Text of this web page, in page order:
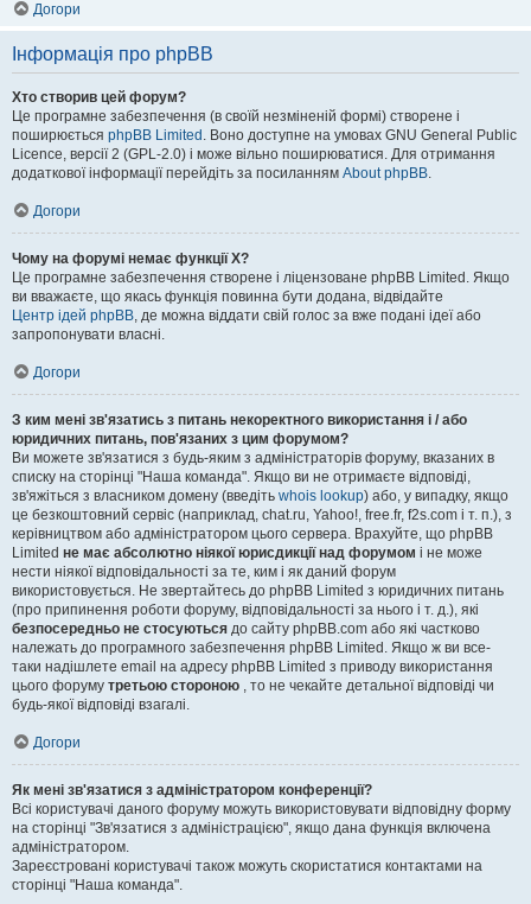
Догори
Інформація про phpBB
Хто створив цей форум?
Це програмне забезпечення (в своїй незміненій формі) створене і
поширюється phpBB Limited . Воно доступне на умовах GNU General Public
Licence, версії 2 (GPL-2.0) і може вільно поширюватися. Для отримання
додаткової інформації перейдіть за посиланням About phpBB.
Догори
Чому на форумі немає функції X?
Це програмне забезпечення створене і ліцензоване phpBB Limited. Якщо
ви вважаєте, що якась функція повинна бути додана, відвідайте
Центр ідей phpBB, де можна віддати свій голос за вже подані ідеї або
запропонувати власні.
Догори
З ким мені зв'язатись з питань некоректного використання і / або
юридичних питань, пов'язаних з цим форумом?
Ви можете зв'язатися з будь-яким з адміністраторів форуму, вказаних в
списку на сторінці "Наша команда". Якщо ви не отримаєте відповіді,
зв'яжіться з власником домену (введіть whois lookup) або, у випадку, якщо
це безкоштовний сервіс (наприклад, chat.ru, Yahoo!, free.fr, f2s.com і т. п.), з
керівництвом або адміністратором цього сервера. Врахуйте, що phpBB
Limited не має абсолютно ніякої юрисдикції над форумом і не може
нести ніякої відповідальності за те, ким і як даний форум
використовується. Не звертайтесь до phpBB Limited з юридичних питань
(про припинення роботи форуму, відповідальності за нього і т. д.), які
безпосередньо не стосуються до сайту phpBB.com або які частково
належать до програмного забезпечення phpBB Limited. Якщо ж ви все-
таки надішлете email на адресу phpBB Limited з приводу використання
цього форуму третьою стороною , то не чекайте детальної відповіді чи
будь-якої відповіді взагалі.
Догори
Як мені зв'язатися з адміністратором конференції?
Всі користувачі даного форуму можуть використовувати відповідну форму
на сторінці "Зв'язатися з адміністрацією", якщо дана функція включена
адміністратором.
Зареєстровані користувачі також можуть скористатися контактами на
сторінці "Наша команда".